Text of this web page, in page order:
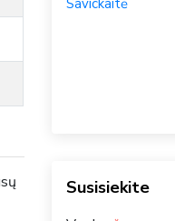
Susisiekite